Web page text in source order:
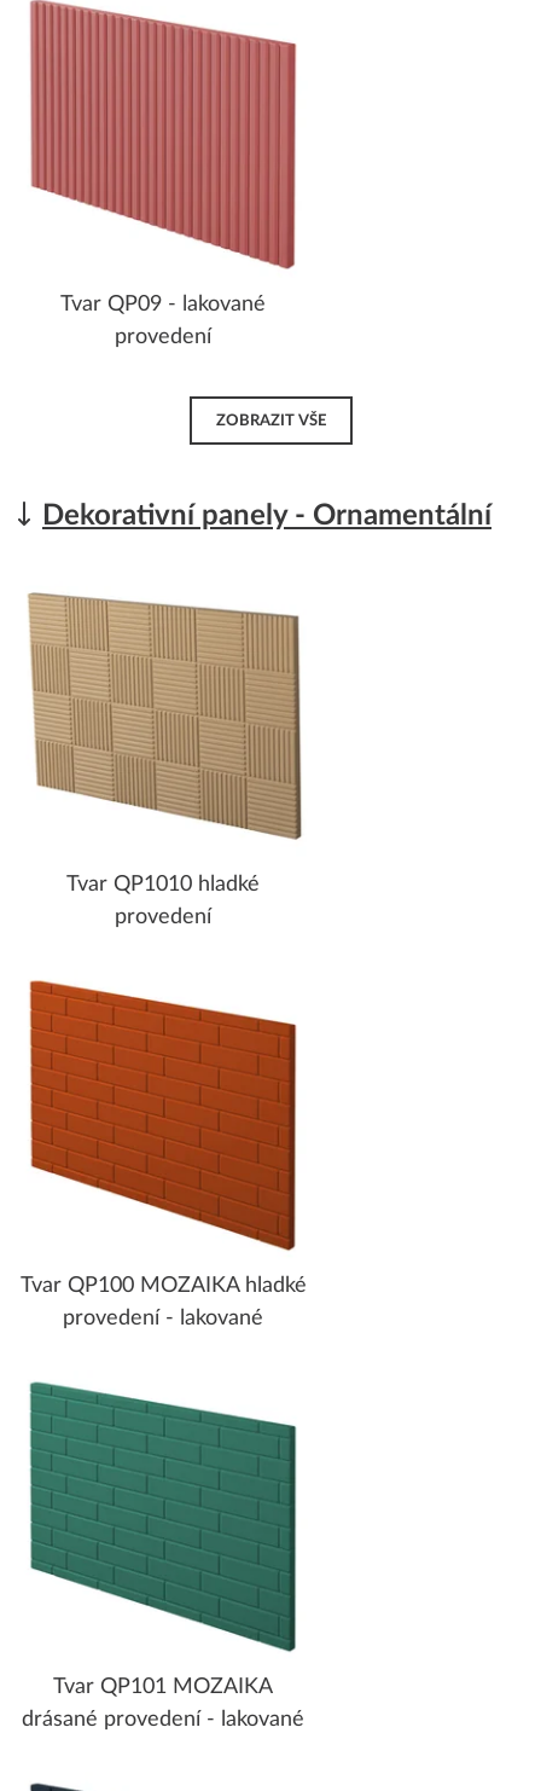
Tvar QP09 - lakované
provedení
ZOBRAZIT VŠE
Dekorativní panely - Ornamentální
Tvar QP1010 hladké
provedení
Tvar QP100 MOZAIKA hladké
provedení - lakované
Tvar QP101 MOZAIKA
drásané provedení - lakované